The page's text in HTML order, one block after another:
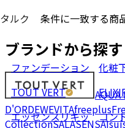
タルク
ファンデーション
TOUT VERT
エッセンスリキッ
化粧
コン
条件に一致する商
ブランドから探す
AQUA
D'ORDEWEVITAfreeplus
CollectionSALASENSAI